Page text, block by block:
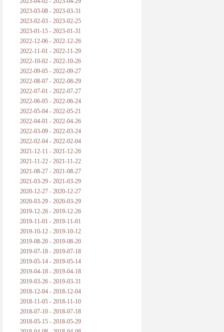
2023-03-08 - 2023-03-31
2023-02-03 - 2023-02-25
2023-01-15 - 2023-01-31
2022-12-06 - 2022-12-26
2022-11-01 - 2022-11-29
2022-10-02 - 2022-10-26
2022-09-05 - 2022-09-27
2022-08-07 - 2022-08-29
2022-07-01 - 2022-07-27
2022-06-05 - 2022-06-24
2022-05-04 - 2022-05-21
2022-04-01 - 2022-04-26
2022-03-09 - 2022-03-24
2022-02-04 - 2022-02-04
2021-12-11 - 2021-12-26
2021-11-22 - 2021-11-22
2021-08-27 - 2021-08-27
2021-03-29 - 2021-03-29
2020-12-27 - 2020-12-27
2020-03-29 - 2020-03-29
2019-12-26 - 2019-12-26
2019-11-01 - 2019-11-01
2019-10-12 - 2019-10-12
2019-08-20 - 2019-08-20
2019-07-18 - 2019-07-18
2019-05-14 - 2019-05-14
2019-04-18 - 2019-04-18
2019-03-26 - 2019-03-31
2018-12-04 - 2018-12-04
2018-11-05 - 2018-11-10
2018-07-10 - 2018-07-18
2018-05-15 - 2018-05-29